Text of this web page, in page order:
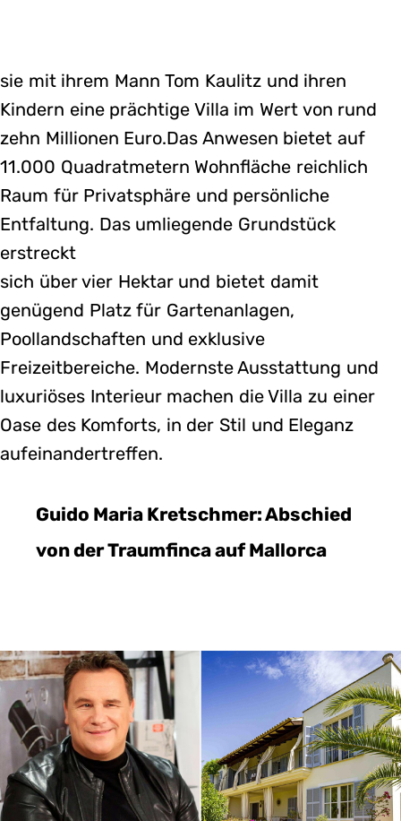
sie mit ihrem Mann Tom Kaulitz und ihren
Kindern eine prächtige Villa im Wert von rund
zehn Millionen Euro.Das Anwesen bietet auf
11.000 Quadratmetern Wohnfläche reichlich
Raum für Privatsphäre und persönliche
Entfaltung. Das umliegende Grundstück
erstreckt
sich über vier Hektar und bietet damit
genügend Platz für Gartenanlagen,
Poollandschaften und exklusive
Freizeitbereiche. Modernste Ausstattung und
luxuriöses Interieur machen die Villa zu einer
Oase des Komforts, in der Stil und Eleganz
aufeinandertreffen.
Guido Maria Kretschmer: Abschied
von der Traumfinca auf Mallorca